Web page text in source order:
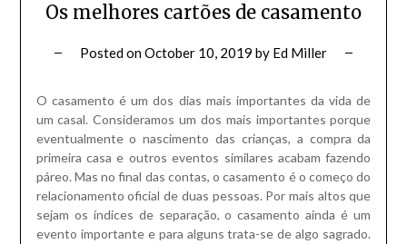
Os melhores cartões de casamento
Posted onOctober 10, 2019 by Ed Miller
O casamento é um dos dias mais importantes da vida de
um casal. Consideramos um dos mais importantes porque
eventualmente o nascimento das crianças, a compra da
primeira casa e outros eventos similares acabam fazendo
páreo. Mas no final das contas, o casamento é o começo do
relacionamento oficial de duas pessoas. Por mais altos que
sejam os índices de separação, o casamento ainda é um
evento importante e para alguns trata-se de algo sagrado.